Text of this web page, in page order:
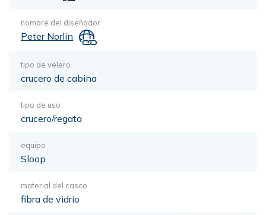
nombre del diseñador
Peter Norlin
tipo de velero
crucero de cabina
tipo de uso
crucero/regata
equipo
Sloop
material del casco
fibra de vidrio